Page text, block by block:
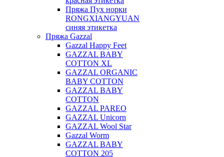
Пряжа Пух норки
RONGXIANGYUAN
синяя этикетка
Пряжа Gazzal
Gazzal Happy Feet
GAZZAL BABY
COTTON XL
GAZZAL ORGANIC
BABY COTTON
GAZZAL BABY
COTTON
GAZZAL PAREO
GAZZAL Unicorn
GAZZAL Wool Star
Gazzal Worm
GAZZAL BABY
COTTON 205